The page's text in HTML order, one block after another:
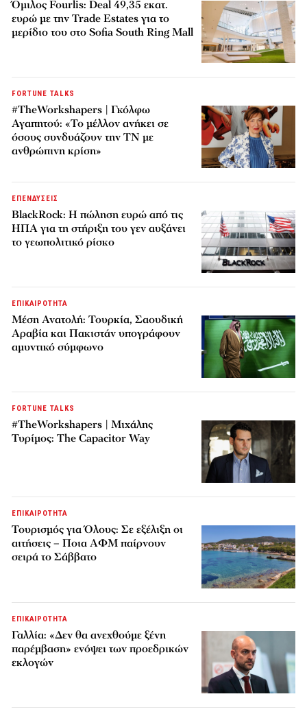
Όμιλος Fourlis: Deal 49,35 εκατ.
ευρώ με την Trade Estates για το
μερίδιο του στο Sofia South Ring Mall
FORTUNE TALKS
#TheWorkshapers | Γκόλφω
Αγαπητού: «Το μέλλον ανήκει σε
όσους συνδυάζουν την ΤΝ με
ανθρώπινη κρίση»
ΕΠΕΝΔΥΣΕΙΣ
BlackRock: Η πώληση ευρώ από τις
ΗΠΑ για τη στήριξη του γεν αυξάνει
το γεωπολιτικό ρίσκο
ΕΠΙΚΑΙΡΟΤΗΤΑ
Μέση Ανατολή: Τουρκία, Σαουδική
Αραβία και Πακιστάν υπογράφουν
αμυντικό σύμφωνο
FORTUNE TALKS
#TheWorkshapers | Μιχάλης
Τυρίμος: The Capacitor Way
ΕΠΙΚΑΙΡΟΤΗΤΑ
Τουρισμός για Όλους: Σε εξέλιξη οι
αιτήσεις – Ποια ΑΦΜ παίρνουν
σειρά το Σάββατο
ΕΠΙΚΑΙΡΟΤΗΤΑ
Γαλλία: «Δεν θα ανεχθούμε ξένη
παρέμβαση» ενόψει των προεδρικών
εκλογών